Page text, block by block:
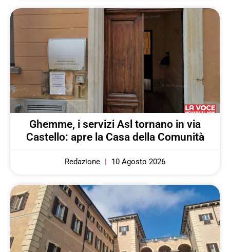
Ghemme, i servizi Asl tornano in via
Castello: apre la Casa della Comunità
Redazione 10 Agosto 2026